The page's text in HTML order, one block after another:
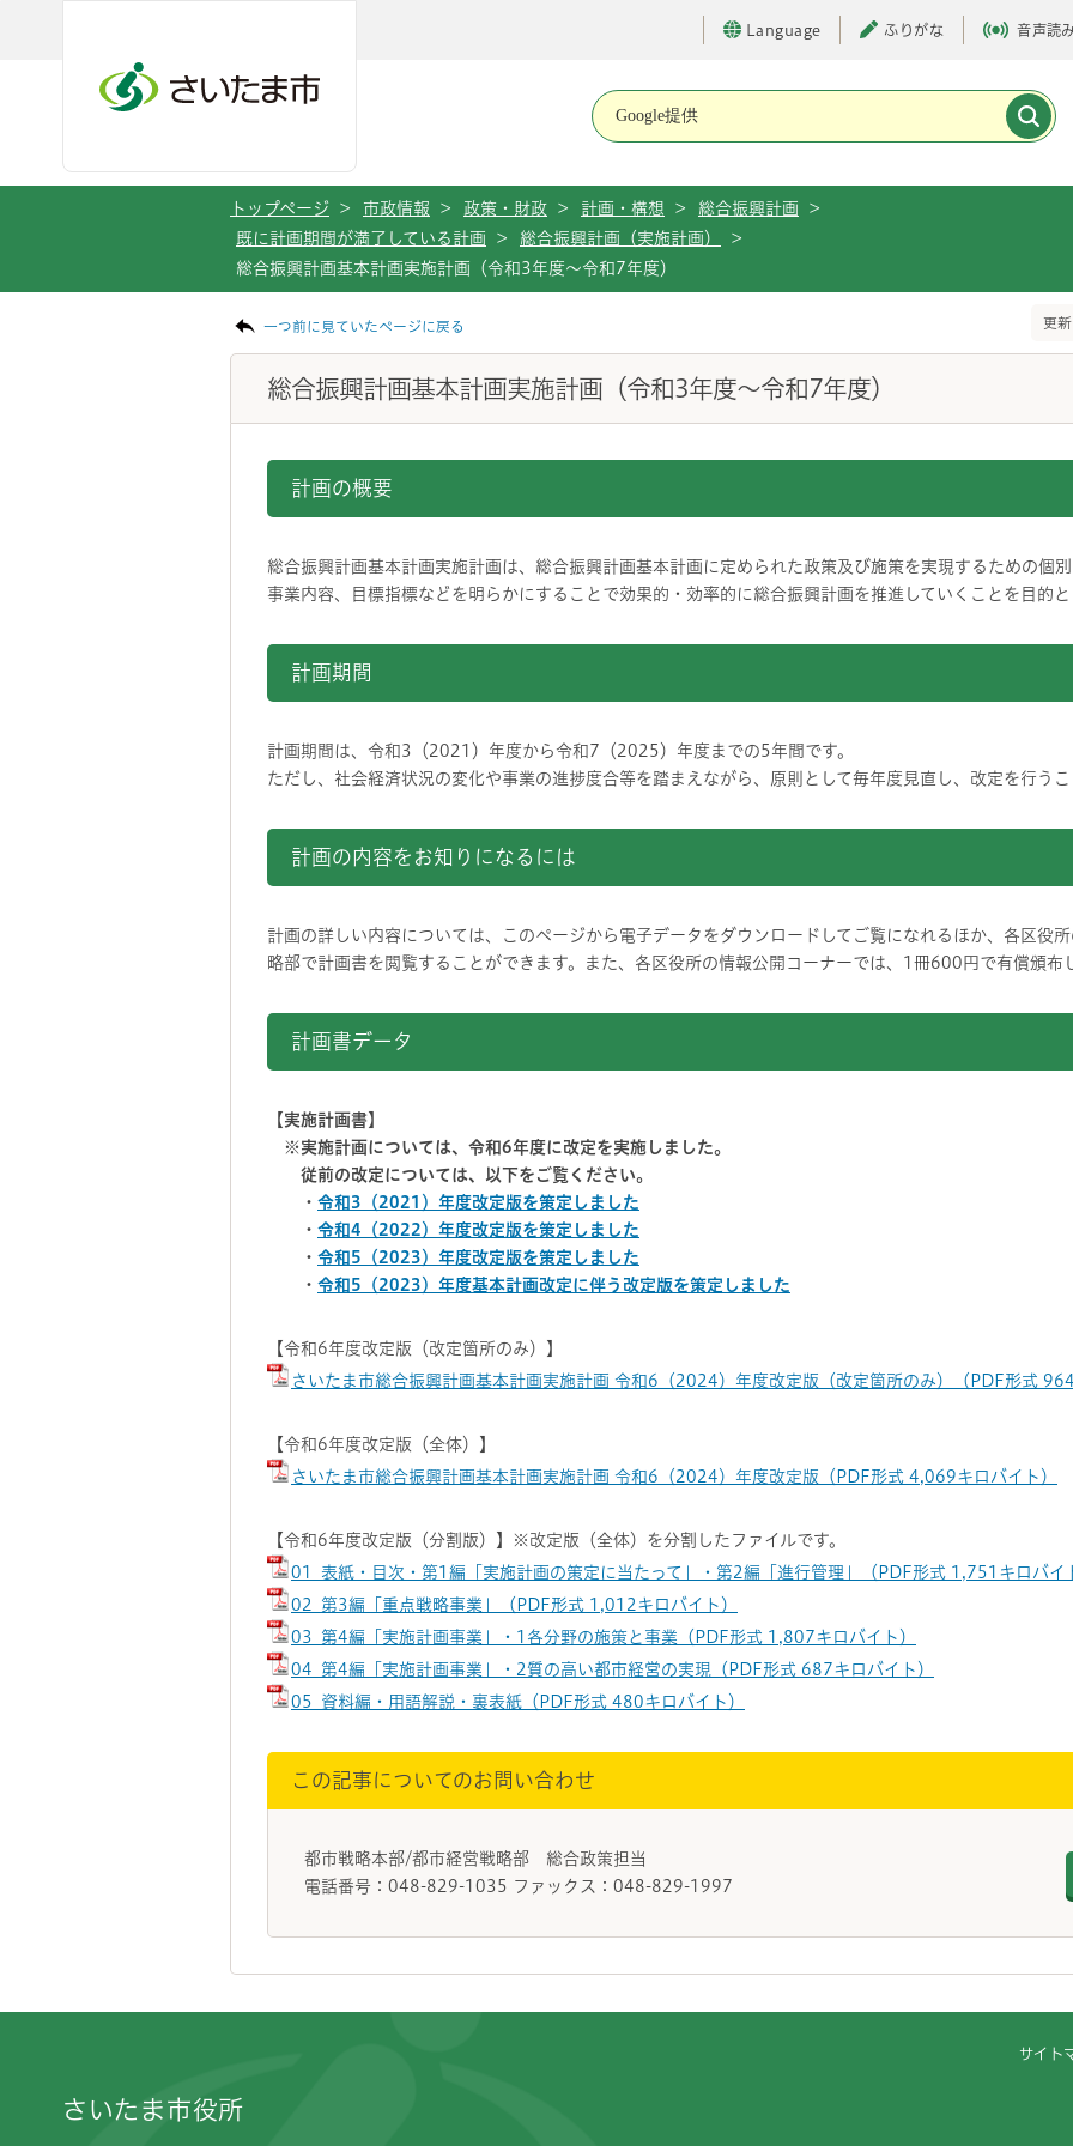
Language ふりがな 音声読
トップページ > 市政情報 > 政策・財政 > 計画・構想 > 総合振興計画
>
既に計画期間が満了している計画
> 総合振興計画（実施計画）
>
総合振興計画基本計画実施計画（令和3年度～令和7年度）
一つ前に見ていたページに戻る 更
総合振興計画基本計画実施計画（令和3年度～令和7年度）
計画の概要
総合振興計画基本計画実施計画は、総合振興計画基本計画に定められた政策及び施策を実現するための個
事業内容、目標指標などを明らかにすることで効果的・効率的に総合振興計画を推進していくことを目的と
計画期間
計画期間は、令和3（2021）年度から令和7（2025）年度までの5年間です。
ただし、社会経済状況の変化や事業の進捗度合等を踏まえながら、原則として毎年度見直し、改定を行うこ
計画の内容をお知りになるには
計画の詳しい内容については、このページから電子データをダウンロードしてご覧になれるほか、各区役
略部で計画書を閲覧することができます。また、各区役所の情報公開コーナーでは、1冊600円で有償頒布
計画書データ
【実施計画書】
※実施計画については、令和6年度に改定を実施しました。
従前の改定については、以下をご覧ください。
・ 令和3（2021）年度改定版を策定しました
・ 令和4（2022）年度改定版を策定しました
・ 令和5（2023）年度改定版を策定しました
・ 令和5（2023）年度基本計画改定に伴う改定版を策定しました
【令和6年度改定版（改定箇所のみ）】
さいたま市総合振興計画基本計画実施計画 令和6（2024）年度改定版（改定箇所のみ）（PDF形式 964
【令和6年度改定版（全体）】
さいたま市総合振興計画基本計画実施計画 令和6（2024）年度改定版（PDF形式 4,069キロバイト）
【令和6年度改定版（分割版）】※改定版（全体）を分割したファイルです。
01_表紙・目次・第1編「実施計画の策定に当たって」・第2編「進行管理」（PDF形式 1,751キロバイ
02_第3編「重点戦略事業」（PDF形式 1,012キロバイト）
03_第4編「実施計画事業」・1各分野の施策と事業（PDF形式 1,807キロバイト）
04_第4編「実施計画事業」・2質の高い都市経営の実現（PDF形式 687キロバイト）
05_資料編・用語解説・裏表紙（PDF形式 480キロバイト）
この記事についてのお問い合わせ
都市戦略本部/都市経営戦略部 総合政策担当
電話番号：048-829-1035 ファックス：048-829-1997
サイト
さいたま市役所